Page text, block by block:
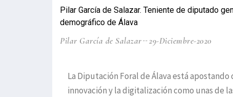
Pilar García de Salazar. Teniente de diputado
demográfico de Álava
Pilar García de Salazar 29-Diciembre-2020
La Diputación Foral de Álava está
innovación y la digitalización como unas de